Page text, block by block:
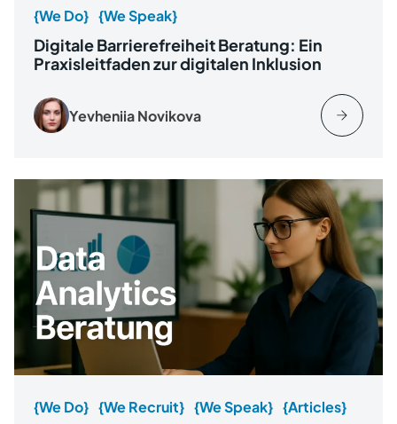
{We Do} {We Speak}
Digitale Barrierefreiheit Beratung: Ein
Praxisleitfaden zur digitalen Inklusion
Yevheniia Novikova
{We Do} {We Recruit} {We Speak} {Articles}